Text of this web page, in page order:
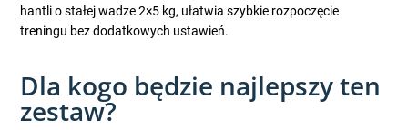
hantli o stałej wadze 2×5 kg, ułatwia szybkie rozpoczęcie
treningu bez dodatkowych ustawień.
Dla kogo będzie najlepszy ten
zestaw?